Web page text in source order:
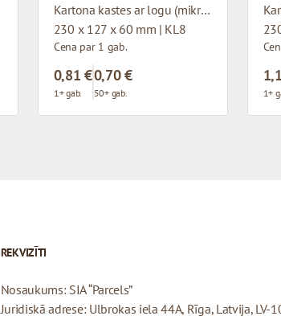
Kartona kastes ar logu (mikrogofras)
230 x 127 x 60 mm | KL8
Cena par 1 gab.
0,81 €
1+ gab.
0,70 €
50+ gab. 1+
REKVIZĪTI
Nosaukums: SIA “Parcels”
Juridiskā adrese: Ulbrokas iela 44A, Rīga, Latvija, LV-